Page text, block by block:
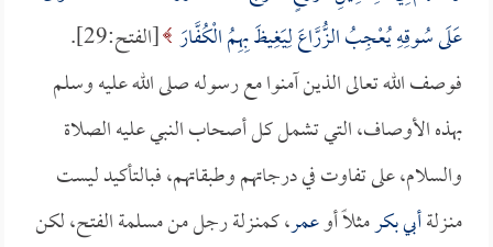
عَلَى سُوقِهِ يُعْجِبُ الزُّرَّاعَ لِيَغِيظَ بِهِمُ الْكُفَّارَ [الفتح:29].
فوصف الله تعالى الذين آمنوا مع رسوله صلى الله عليه وسلم
بهذه الأوصاف، التي تشمل كل أصحاب النبي عليه الصلاة
والسلام، على تفاوت في درجاتهم وطبقاتهم، فبالتأكيد ليست
منـزلةأبي بكرمثلاً أوعمر، كمنـزلة رجل من مسلمة الفتح، لكن